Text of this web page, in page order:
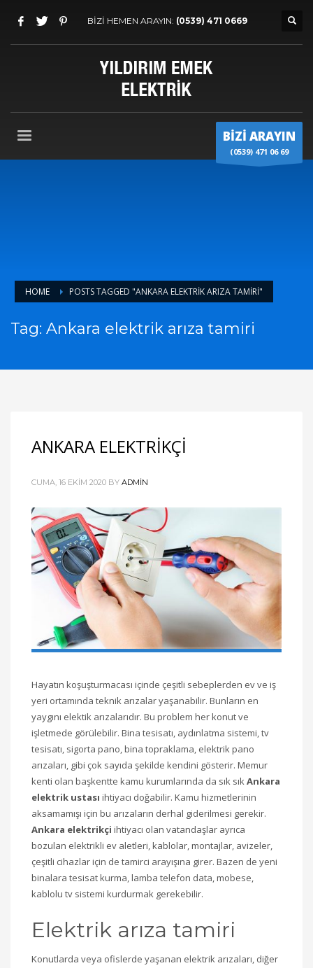
BİZİ HEMEN ARAYIN: (0539) 471 0669
BİZİ ARAYIN
(0539) 471 06 69
HOME POSTS TAGGED "ANKARA ELEKTRIK ARIZA TAMIRI"
Tag: Ankara elektrik arıza tamiri
ANKARA ELEKTRİKÇİ
CUMA, 16 EKIM 2020 BY ADMIN
Hayatın koşuşturmacası içinde çeşitli sebeplerden ev ve iş
yeri ortamında teknik arızalar yaşanabilir. Bunların en
yaygını elektik arızalarıdır. Bu problem her konut ve
işletmede görülebilir. Bina tesisatı, aydınlatma sistemi, tv
tesisatı, sigorta pano, bina topraklama, elektrik pano
arızaları, gibi çok sayıda şekilde kendini gösterir. Memur
kenti olan başkentte kamu kurumlarında da sık sıkAnkara
elektrik ustası ihtiyacı doğabilir. Kamu hizmetlerinin
aksamamışı için bu arızaların derhal giderilmesi gerekir.
Ankara elektrikçi ihtiyacı olan vatandaşlar ayrıca
bozulan elektrikli ev aletleri, kablolar, montajlar, avizeler,
çeşitli cihazlar için de tamirci arayışına girer. Bazen de yeni
binalara tesisat kurma, lamba telefon data, mobese,
kablolu tv sistemi kurdurmak gerekebilir.
Elektrik arıza tamiri
Konutlarda veya ofislerde yaşanan elektrik arızaları, diğer